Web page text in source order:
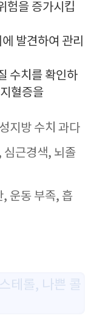
험을 증가시킵
발견하여 관리
수치를 확인하
혈증을
지방 수치 과다
심근경색, 뇌졸
운동 부족, 흡
테롤, 나쁜 콜